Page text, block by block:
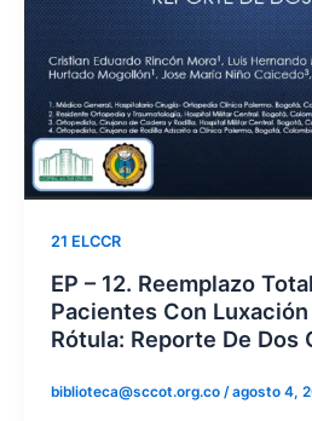
21 ELCCR
EP – 12. Reemplazo
Pacientes Con
Rótula: Reporte De Dos
biblioteca@sccot.org.co /agosto 4,